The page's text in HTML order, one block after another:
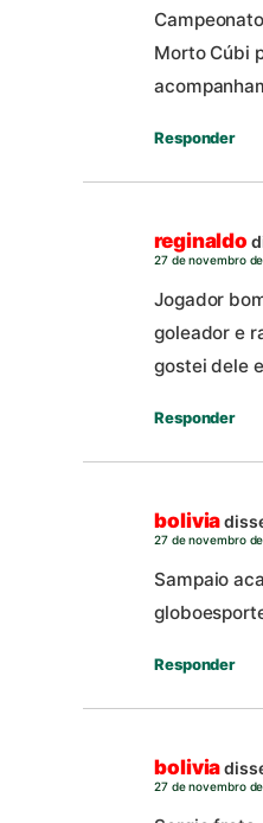
Morto Cúbi
Responder
reginaldo
27 de novembro
Jogador
goleador e
gostei dele
Responder
bolivia
27 de novembro
Sampaio
Responder
bolivia
27 de novembro